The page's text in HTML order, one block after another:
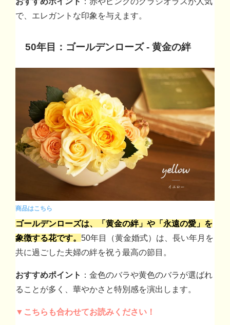
で、エレガントな印象を与えます。
50年目：ゴールデンローズ - 黄金の絆
商品はこちら
ゴールデンローズは、「黄金の絆」や「永遠の愛」を
象徴する花です。 50年目（黄金婚式）は、長い年月を
共に過ごした夫婦の絆を祝う最高の節目。
おすすめポイント
：金色のバラや黄色のバラが選ばれ
ることが多く、華やかさと特別感を演出します。
▼こちらも合わせてお読みください！